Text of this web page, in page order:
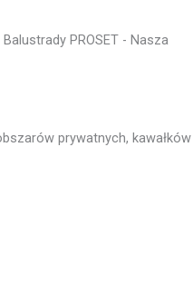
PROSET - Nasza
prywatnych, kawałków